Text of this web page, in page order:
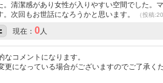
。清潔感があり女性が入りやすい空間でした。
次回もお世話になろうかと思います。
（投稿
現在： 0人
コメントになります。
になっている場合がございますのでご了承くだ